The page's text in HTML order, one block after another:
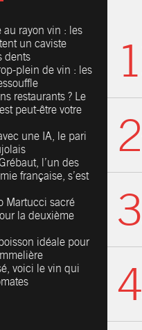
au rayon vin : les
un caviste
dents
plein de vin : les
restaurants ? Le
peut-être votre
une IA, le pari
l’un des
française, s’est
Martucci sacré
la deuxième
idéale pour
voici le vin qui